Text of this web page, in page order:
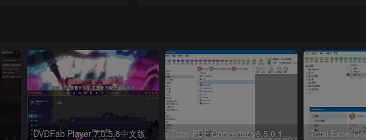
DVDFab Player 7.0.5.8中文版 Total PDF Converter v6.5.0.188